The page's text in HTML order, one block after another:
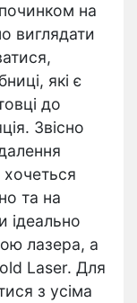
на
виглядати
які є
до
Звісно
та на
ідеально
лазера, а
Laser. Для
з усіма